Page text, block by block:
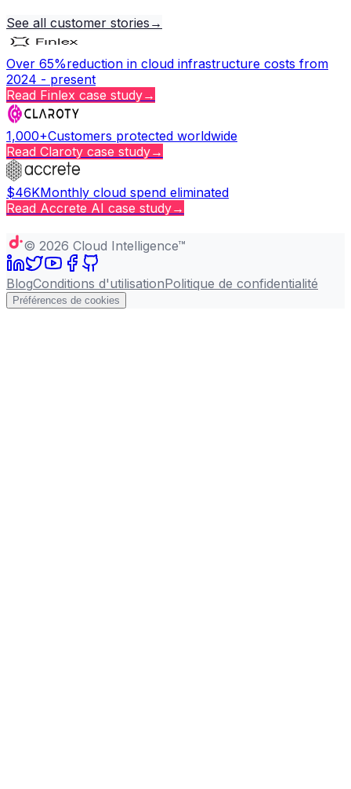
See all customer stories →
Over 65%reduction in cloud infrastructure costs from
2024 - present
Read Finlex case study→
1,000+Customers protected worldwide
Read Claroty case study→
$46KMonthly cloud spend eliminated
Read Accrete AI case study→
© 2026 Cloud Intelligence™
BlogConditions d'utilisationPolitique de confidentialité
Préférences de cookies